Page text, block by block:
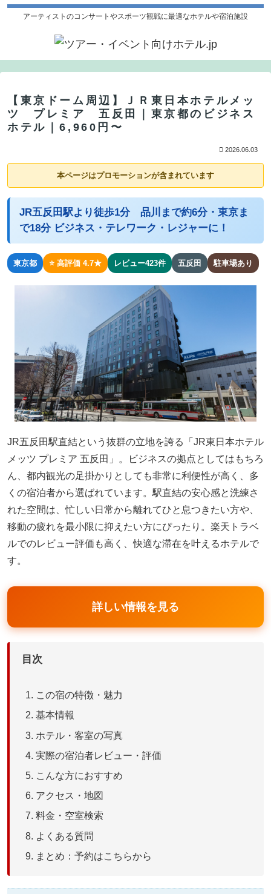
アーティストのコンサートやスポーツ観戦に最適なホテルや宿泊施設
【東京ドーム周辺】ＪＲ東日本ホテルメッ
ツ プレミア 五反田｜東京都のビジネス
ホテル｜6,960円〜
2026.06.03
本ページはプロモーションが含まれています
JR五反田駅より徒歩1分 品川まで約6分・東京ま
で18分 ビジネス・テレワーク・レジャーに！
東京都 ⭐ 高評価 4.7★ レビュー423件 五反田 駐車場あり
JR五反田駅直結という抜群の立地を誇る「JR東日本ホテル
メッツ プレミア 五反田」。ビジネスの拠点としてはもちろ
ん、都内観光の足掛かりとしても非常に利便性が高く、多
くの宿泊者から選ばれています。駅直結の安心感と洗練さ
れた空間は、忙しい日常から離れてひと息つきたい方や、
移動の疲れを最小限に抑えたい方にぴったり。楽天トラベ
ルでのレビュー評価も高く、快適な滞在を叶えるホテルで
す。
詳しい情報を見る
目次
この宿の特徴・魅力
基本情報
ホテル・客室の写真
実際の宿泊者レビュー・評価
こんな方におすすめ
アクセス・地図
料金・空室検索
よくある質問
まとめ：予約はこちらから